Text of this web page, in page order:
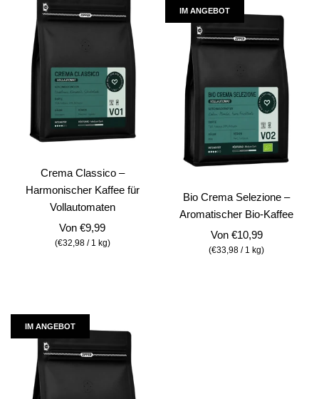
Crema Classico –
Harmonischer Kaffee für
Vollautomaten
Von€9,99
(€32,98 / 1 kg)
Bio Crema Selezione –
Aromatischer Bio-Kaffee
Von €10,99
(€33,98 / 1 kg)
IM ANGEBOT
IM ANGEBOT